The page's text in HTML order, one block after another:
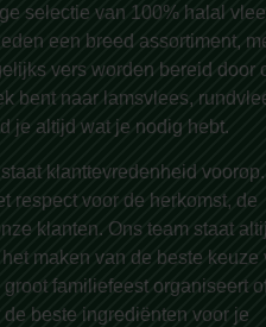
selectie van 100% halal
een breed assortiment,
vers worden bereid door
bent naar lamsvlees,
je altijd wat je nodig hebt.
klanttevredenheid
respect voor de herkomst, de
klanten. Ons team staat
maken van de beste keuze
familiefeest organiseert
beste ingrediënten voor je